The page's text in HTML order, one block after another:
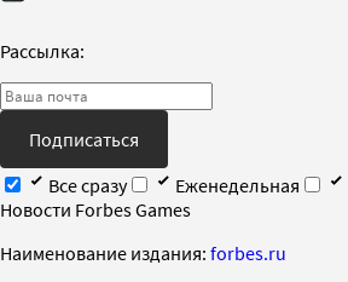
Рассылка:
Подписаться
Все сразу
Еженедельная
Новости Forbes Games
Наименование издания: forbes.ru